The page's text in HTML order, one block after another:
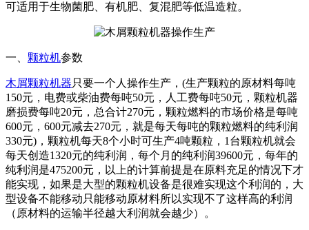
可适用于生物菌肥、有机肥、复混肥等低温造粒。
一、 颗粒机参数
木屑颗粒机器只要一个人操作生产，(生产颗粒的原材料每吨
150元，电费或柴油费每吨50元，人工费每吨50元，颗粒机器
磨损费每吨20元，总合计270元，颗粒燃料的市场价格是每吨
600元，600元减去270元，就是每天每吨的颗粒燃料的纯利润
330元)，颗粒机每天8个小时可生产4吨颗粒，1台颗粒机就会
每天创造1320元的纯利润，每个月的纯利润39600元，每年的
纯利润是475200元，以上的计算前提是在原料充足的情况下才
能实现，如果是大型的颗粒机设备是很难实现这个利润的，大
型设备不能移动只能移动原材料所以实现不了这样高的利润
（原材料的运输半径越大利润就会越少）。